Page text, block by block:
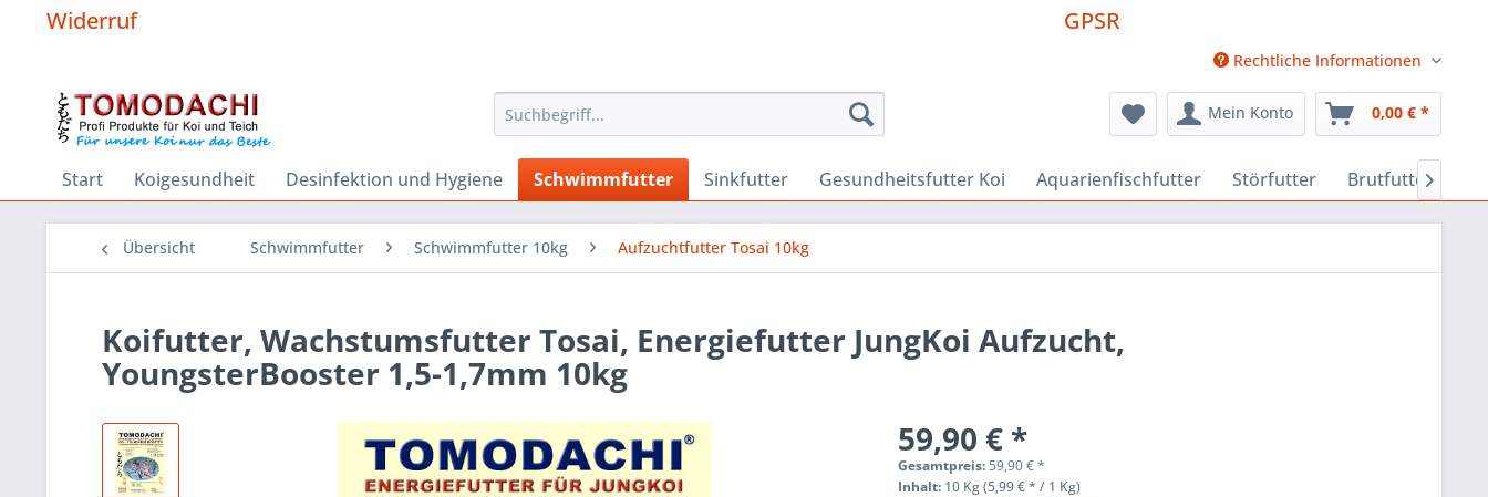
Widerruf GPSR
Rechtliche Informationen
Mein Konto 0,00 € *
Start Koigesundheit Desinfektion und Hygiene Schwimmfutter Sinkfutter Gesundheitsfutter Koi Aquarienfischfutter Störfutter Brutfutter

Übersicht Schwimmfutter Schwimmfutter 10kg Aufzuchtfutter Tosai 10kg
Koifutter, Wachstumsfutter Tosai, Energiefutter JungKoi Aufzucht,
YoungsterBooster 1,5-1,7mm 10kg
59,90 € *
Gesamtpreis: 59,90€*
Inhalt: 10 Kg (5,99 € * / 1 Kg)